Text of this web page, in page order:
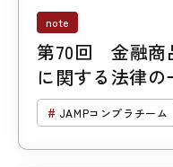
note
第70回 金融商
に関する法律
について （第
制の見直し」）
JAMPコンプラチーム